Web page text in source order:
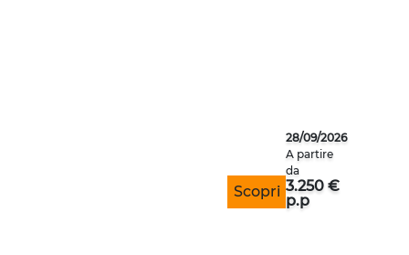
Scopri
28/09/2026
A partire
da
3.250 €
p.p